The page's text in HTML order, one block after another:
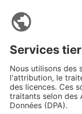
public
Services
Nous utilisons des
l'attribution, le
des licences. Ces
traitants selon des
Données (DPA).